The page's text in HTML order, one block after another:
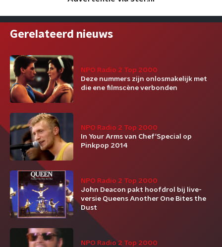
Gerelateerd nieuws
NPO Radio 2 Top 2000
Deze nummers zijn onlosmakelijk met
die ene filmscène verbonden
NPO Radio 2 Top 2000
In Your Arms van Chef'Special op
Pinkpop 2014
NPO Radio 2 Top 2000
John Deacon pakt hoofdrol bij live-
versie Queens Another One Bites the
Dust
NPO Radio 2 Top 2000